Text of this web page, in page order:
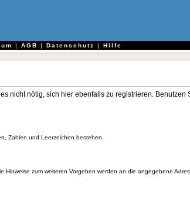
| AGB | Datenschutz | Hilfe
nicht nötig, sich hier ebenfalls zu registrieren. Benutzen
Zahlen und Leerzeichen bestehen.
zum weiteren Vorgehen werden an die angegebene